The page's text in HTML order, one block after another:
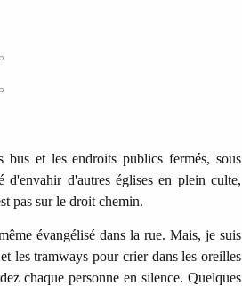
et les endroits publics fermés, sous
d'envahir d'autres églises en plein culte,
pas sur le droit chemin.
évangélisé dans la rue. Mais, je suis
les tramways pour crier dans les oreilles
chaque personne en silence. Quelques